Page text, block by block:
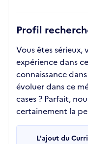
Profil
Vous êtes
expérience dans
connaissance
évoluer dans ce
cases ? Parfait,
certainement la
L'ajout du